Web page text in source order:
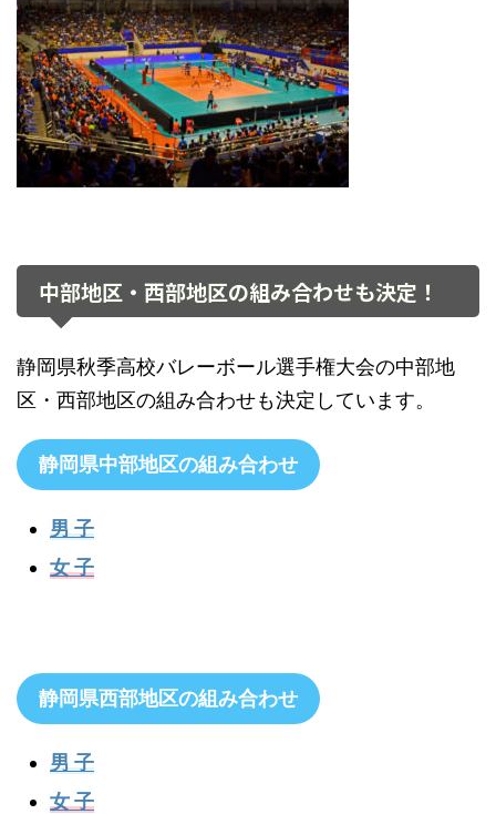
中部地区・西部地区の組み合わせも決定！
静岡県秋季高校バレーボール選手権大会の中部地
区・西部地区の組み合わせも決定しています。
静岡県中部地区の組み合わせ
男 子
女 子
静岡県西部地区の組み合わせ
男 子
女 子